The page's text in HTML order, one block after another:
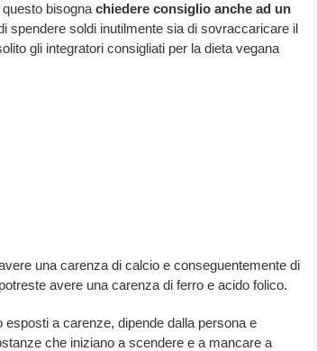
bisogna chiedere consiglio anche ad un
spendere soldi inutilmente sia di sovraccaricare il
gli integratori consigliati per la dieta vegana
una carenza di calcio e conseguentemente di
avere una carenza di ferro e acido folico.
a carenze, dipende dalla persona e
che iniziano a scendere e a mancare a